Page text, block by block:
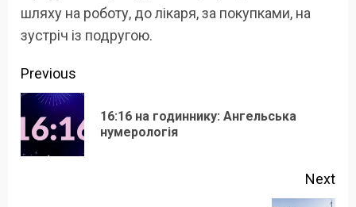
шляху на роботу, до лікаря, за покупками, на
зустріч із подругою.
Continue
Reading
Previous
16:16 на годиннику: Ангельська
нумерологія
Next